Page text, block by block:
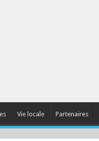
Vie locale Partenaires